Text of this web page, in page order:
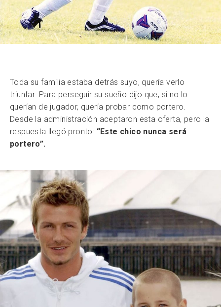
Toda su familia estaba detrás suyo, quería verlo
triunfar. Para perseguir su sueño dijo que, si no lo
querían de jugador, quería probar como portero.
Desde la administración aceptaron esta oferta, pero la
respuesta llegó pronto: “Este chico nunca será
portero”.